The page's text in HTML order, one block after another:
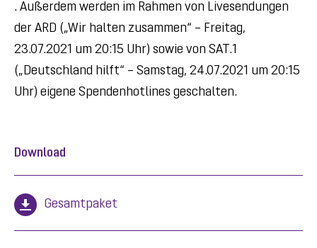
. Außerdem werden im Rahmen von Livesendungen
der ARD („Wir halten zusammen“ – Freitag,
23.07.2021 um 20:15 Uhr) sowie von SAT.1
(„Deutschland hilft“ – Samstag, 24.07.2021 um 20:15
Uhr) eigene Spendenhotlines geschalten.
Download
Gesamtpaket